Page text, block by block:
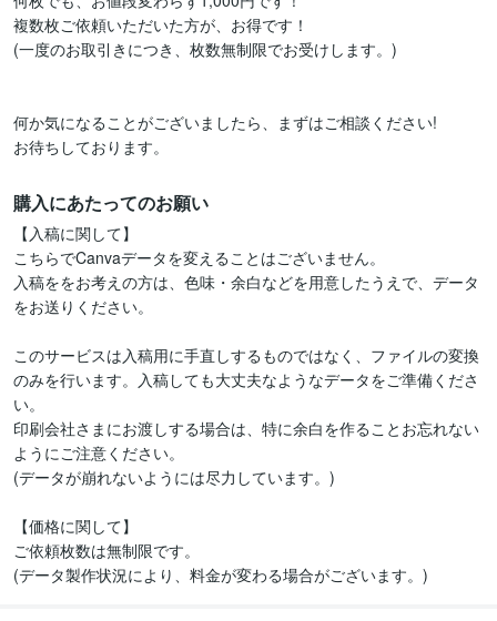
複数枚ご依頼いただいた方が、お得です！
(一度のお取引きにつき、枚数無制限でお受けします。)
何か気になることがございましたら、まずはご相談ください!
お待ちしております。
購入にあたってのお願い
【入稿に関して】
こちらでCanvaデータを変えることはございません。
入稿ををお考えの方は、色味・余白などを用意したうえで、データ
をお送りください。
このサービスは入稿用に手直しするものではなく、ファイルの変換
のみを行います。入稿しても大丈夫なようなデータをご準備くださ
い。
印刷会社さまにお渡しする場合は、特に余白を作ることお忘れない
ようにご注意ください。
(データが崩れないようには尽力しています。)
【価格に関して】
ご依頼枚数は無制限です。
(データ製作状況により、料金が変わる場合がございます。)